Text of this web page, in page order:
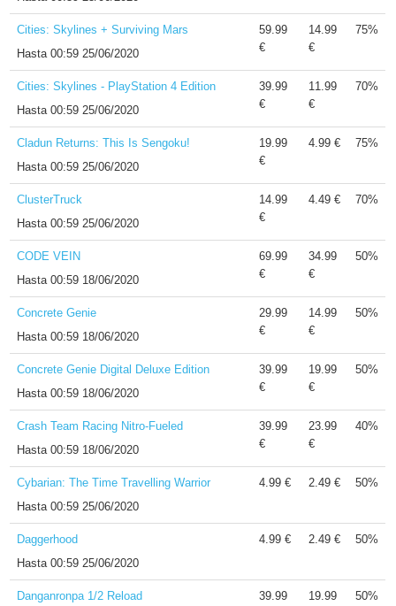
Cities: Skylines + Surviving Mars
Hasta00:59 25/06/2020
59.99
€
14.99
€
75%
Cities: Skylines - PlayStation 4 Edition
Hasta00:59 25/06/2020
39.99
€
11.99
€
70%
Cladun Returns: This Is Sengoku!
Hasta00:59 25/06/2020
19.99
€
4.99 € 75%
ClusterTruck
Hasta00:59 25/06/2020
14.99
€
4.49 € 70%
CODE VEIN
Hasta00:59 18/06/2020
69.99
€
34.99
€
50%
Concrete Genie
Hasta00:59 18/06/2020
29.99
€
14.99
€
50%
Concrete Genie Digital Deluxe Edition
Hasta00:59 18/06/2020
39.99
€
19.99
€
50%
Crash Team Racing Nitro-Fueled
Hasta00:59 18/06/2020
39.99
€
23.99
€
40%
Cybarian: The Time Travelling Warrior
Hasta00:59 25/06/2020
4.99 € 2.49 € 50%
Daggerhood
Hasta00:59 25/06/2020
4.99 € 2.49 € 50%
Danganronpa 1/2 Reload
39.99
19.99
50%